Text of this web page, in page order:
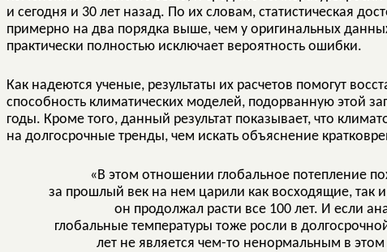
и сегодня и 30 лет назад. По их словам, статистическая
примерно на два порядка выше, чем у оригинальных
практически полностью исключает вероятность ошибки.
Как надеются ученые, результаты их расчетов помогут
способность климатических моделей, подорванную этой
годы. Кроме того, данный результат показывает, что
на долгосрочные тренды, чем искать объяснение
«В этом отношении глобальное потепление
за прошлый век на нем царили как восходящие, так
он продолжал расти все 100 лет. И если
глобальные температуры тоже росли в
лет не является чем-то ненормальным в этом